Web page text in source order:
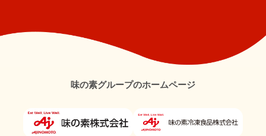
味の素グループのホームページ